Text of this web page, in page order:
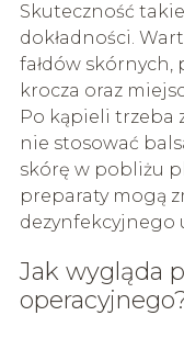
Skuteczność
dokładności.
fałdów skórnych,
krocza oraz
Po kąpieli trzeba
nie stosować
skórę w pobliżu
preparaty mogą
dezynfekcyjnego
Jak wygląda